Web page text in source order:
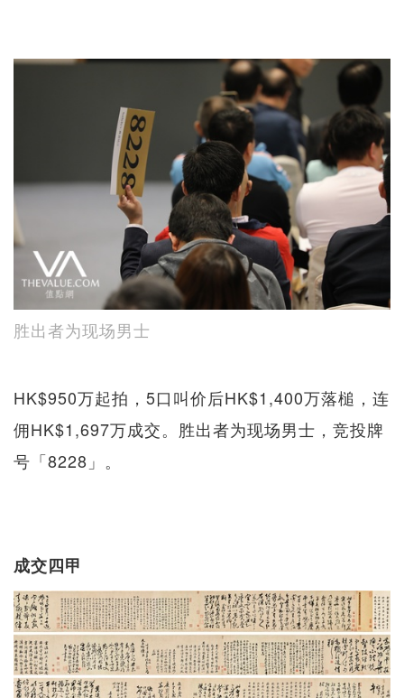
胜出者为现场男士
HK$950万起拍，5口叫价后HK$1,400万落槌，连
佣HK$1,697万成交。胜出者为现场男士，竞投牌
号「8228」。
成交四甲